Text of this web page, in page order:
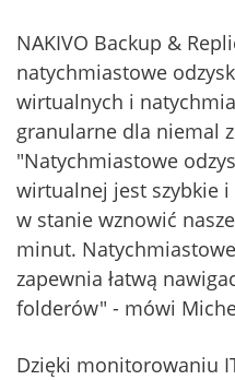
NAKIVO Backup &
natychmiastowe
wirtualnych i
granularne dla niemal
"Natychmiastowe
wirtualnej jest szybkie i
w stanie wznowić
minut.
zapewnia łatwą
folderów" - mówi
Dzięki monitorowaniu